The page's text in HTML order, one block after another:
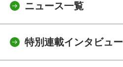
ニュース一覧
特別連載インタビュー